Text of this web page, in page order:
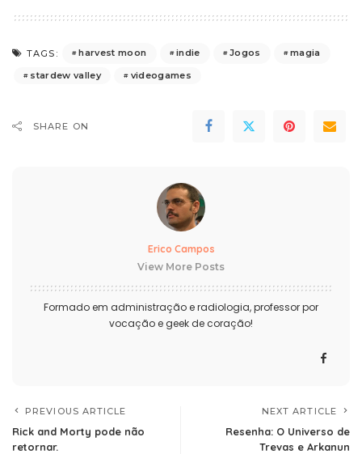
TAGS: harvest moon indie Jogos
magia
stardew valley
videogames
SHARE ON
Erico Campos
View More Posts
Formado em administração e radiologia, professor por
vocação e geek de coração!
PREVIOUS ARTICLE
Rick and Morty pode não
retornar.
NEXT ARTICLE
Resenha: O Universo de
Trevas e Arkanun